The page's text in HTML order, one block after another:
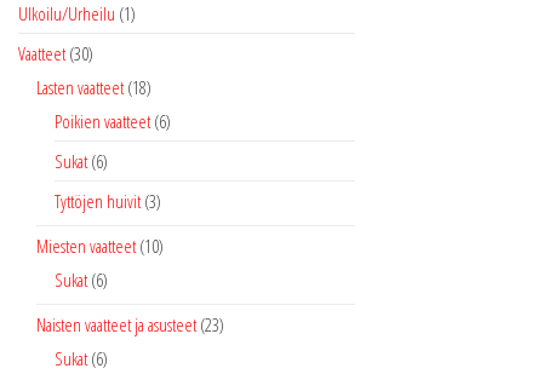
Ulkoilu/Urheilu (1)
Vaatteet (30)
Lasten vaatteet (18)
Poikien vaatteet (6)
Sukat (6)
Tyttöjen huivit (3)
Miesten vaatteet (10)
Sukat (6)
Naisten vaatteet ja asusteet (23)
Sukat (6)